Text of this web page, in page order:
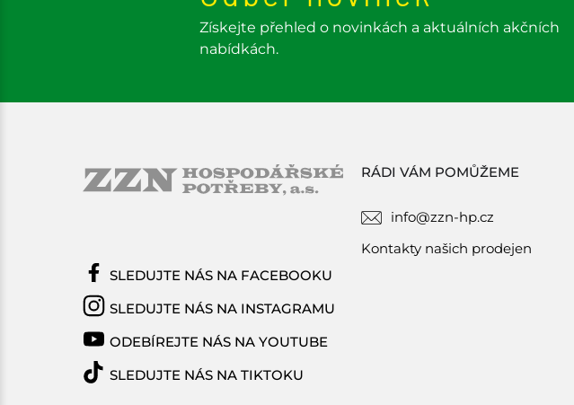
Získejte přehled o novinkách a aktuálních akčních
nabídkách.
RÁDI VÁM POMŮŽEME
info@zzn-hp.cz
Kontakty našich prodejen
SLEDUJTE NÁS NA FACEBOOKU
SLEDUJTE NÁS NA INSTAGRAMU
ODEBÍREJTE NÁS NA YOUTUBE
SLEDUJTE NÁS NA TIKTOKU